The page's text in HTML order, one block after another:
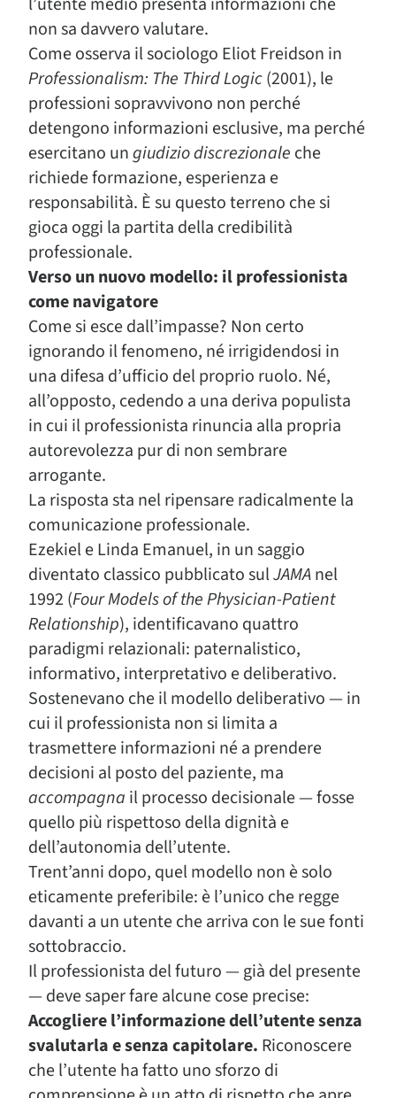
non sa davvero valutare.
Come osserva il sociologo Eliot Freidson in
Professionalism: The Third Logic(2001), le
professioni sopravvivono non perché
detengono informazioni esclusive, ma perché
esercitano ungiudizio discrezionale che
richiede formazione, esperienza e
responsabilità. È su questo terreno che si
gioca oggi la partita della credibilità
professionale.
Verso un nuovo modello: il professionista
come navigatore
Come si esce dall’impasse? Non certo
ignorando il fenomeno, né irrigidendosi in
una difesa d’ufficio del proprio ruolo. Né,
all’opposto, cedendo a una deriva populista
in cui il professionista rinuncia alla propria
autorevolezza pur di non sembrare
arrogante.
La risposta sta nel ripensare radicalmente la
comunicazione professionale.
Ezekiel e Linda Emanuel, in un saggio
diventato classico pubblicato sulJAMAnel
1992 (Four Models of the Physician-Patient
Relationship), identificavano quattro
paradigmi relazionali: paternalistico,
informativo, interpretativo e deliberativo.
Sostenevano che il modello deliberativo — in
cui il professionista non si limita a
trasmettere informazioni né a prendere
decisioni al posto del paziente, ma
accompagna il processo decisionale — fosse
quello più rispettoso della dignità e
dell’autonomia dell’utente.
Trent’anni dopo, quel modello non è solo
eticamente preferibile: è l’unico che regge
davanti a un utente che arriva con le sue fonti
sottobraccio.
Il professionista del futuro — già del presente
— deve saper fare alcune cose precise:
Accogliere l’informazione dell’utente senza
svalutarla e senza capitolare. Riconoscere
che l’utente ha fatto uno sforzo di